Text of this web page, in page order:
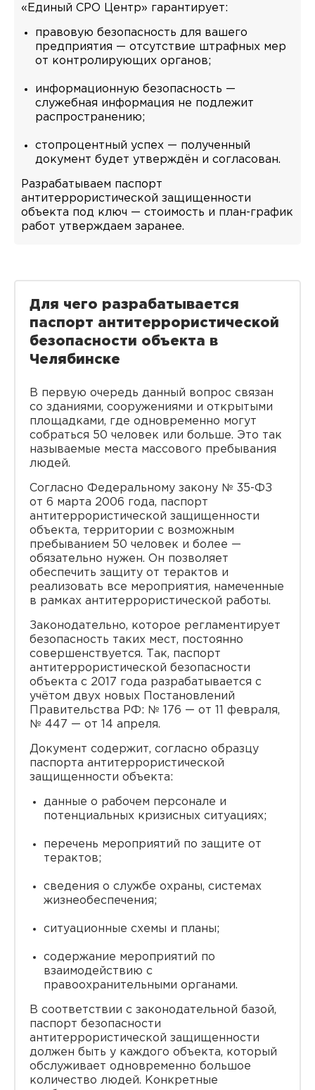
«Единый СРО Центр» гарантирует:
правовую безопасность для вашего
предприятия — отсутствие штрафных мер
от контролирующих органов;
информационную безопасность —
служебная информация не подлежит
распространению;
стопроцентный успех — полученный
документ будет утверждён и согласован.
Разрабатываем паспорт
антитеррористической защищенности
объекта под ключ — стоимость и план-график
работ утверждаем заранее.
Для чего разрабатывается
паспорт антитеррористической
безопасности объекта в
Челябинске
В первую очередь данный вопрос связан
со зданиями, сооружениями и открытыми
площадками, где одновременно могут
собраться 50 человек или больше. Это так
называемые места массового пребывания
людей.
Согласно Федеральному закону № 35-ФЗ
от 6 марта 2006 года, паспорт
антитеррористической защищенности
объекта, территории с возможным
пребыванием 50 человек и более —
обязательно нужен. Он позволяет
обеспечить защиту от терактов и
реализовать все мероприятия, намеченные
в рамках антитеррористической работы.
Законодательно, которое регламентирует
безопасность таких мест, постоянно
совершенствуется. Так, паспорт
антитеррористической безопасности
объекта с 2017 года разрабатывается с
учётом двух новых Постановлений
Правительства РФ: № 176 — от 11 февраля,
№ 447 — от 14 апреля.
Документ содержит, согласно образцу
паспорта антитеррористической
защищенности объекта:
данные о рабочем персонале и
потенциальных кризисных ситуациях;
перечень мероприятий по защите от
терактов;
сведения о службе охраны, системах
жизнеобеспечения;
ситуационные схемы и планы;
содержание мероприятий по
взаимодействию с
правоохранительными органами.
В соответствии с законодательной базой,
паспорт безопасности
антитеррористической защищенности
должен быть у каждого объекта, который
обслуживает одновременно большое
количество людей. Конкретные